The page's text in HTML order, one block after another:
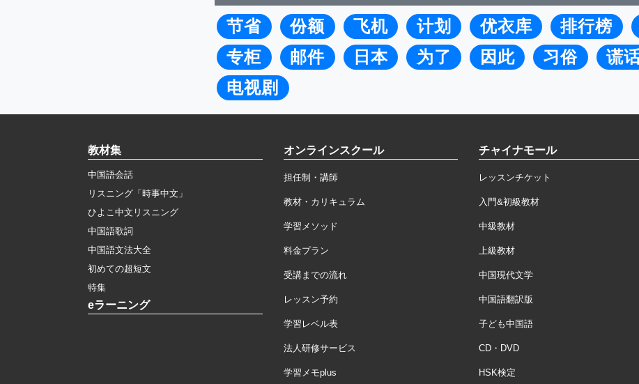
节省 份额 飞机 计划 优衣库 排行榜
专柜
邮件 日本 为了 因此 习俗 谎
电视剧
教材集
中国語会話
リスニング「時事中文」
ひよこ中文リスニング
中国語歌詞
中国語文法大全
初めての超短文
特集
eラーニング
オンラインスクール
担任制・講師
教材・カリキュラム
学習メソッド
料金プラン
受講までの流れ
レッスン予約
学習レベル表
法人研修サービス
学習メモplus
チャイナモール
レッスンチケット
入門&初級教材
中級教材
上級教材
中国現代文学
中国語翻訳版
子ども中国語
CD・DVD
HSK検定